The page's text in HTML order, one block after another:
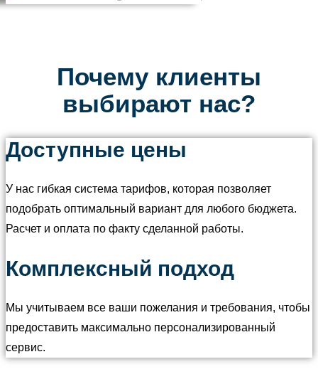
Почему клиенты
выбирают нас?
Доступные цены
У нас гибкая система тарифов, которая позволяет
подобрать оптимальный вариант для любого бюджета.
Расчет и оплата по факту сделанной работы.
Комплексный подход
Мы учитываем все ваши пожелания и требования, чтобы
предоставить максимально персонализированный
сервис.